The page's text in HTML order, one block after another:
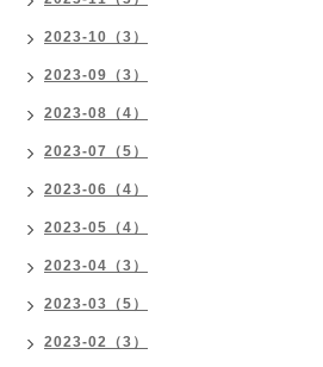
2023-10（3）
2023-09（3）
2023-08（4）
2023-07（5）
2023-06（4）
2023-05（4）
2023-04（3）
2023-03（5）
2023-02（3）